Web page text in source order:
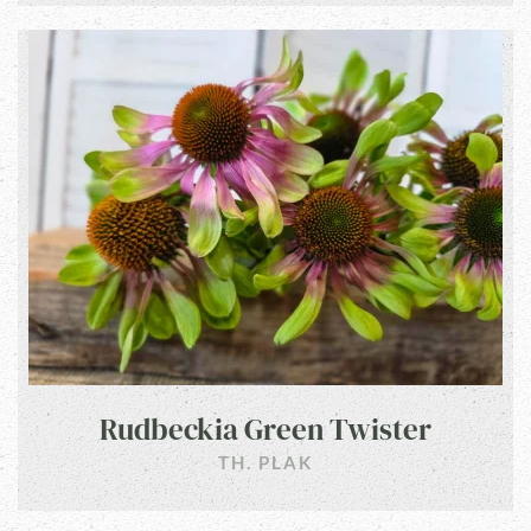
Rudbeckia Green Twister
TH. PLAK